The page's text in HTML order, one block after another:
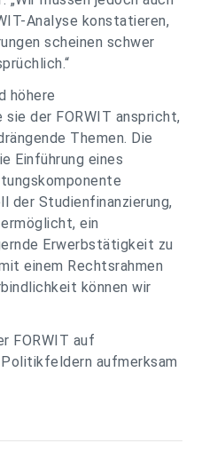
Analyse konstatieren,
scheinen schwer
höhere
der FORWIT anspricht,
Themen. Die
Einführung eines
der Studienfinanzierung,
ein
Erwerbstätigkeit zu
einem Rechtsrahmen
können wir
FORWIT auf
aufmerksam
Wichtige Themen